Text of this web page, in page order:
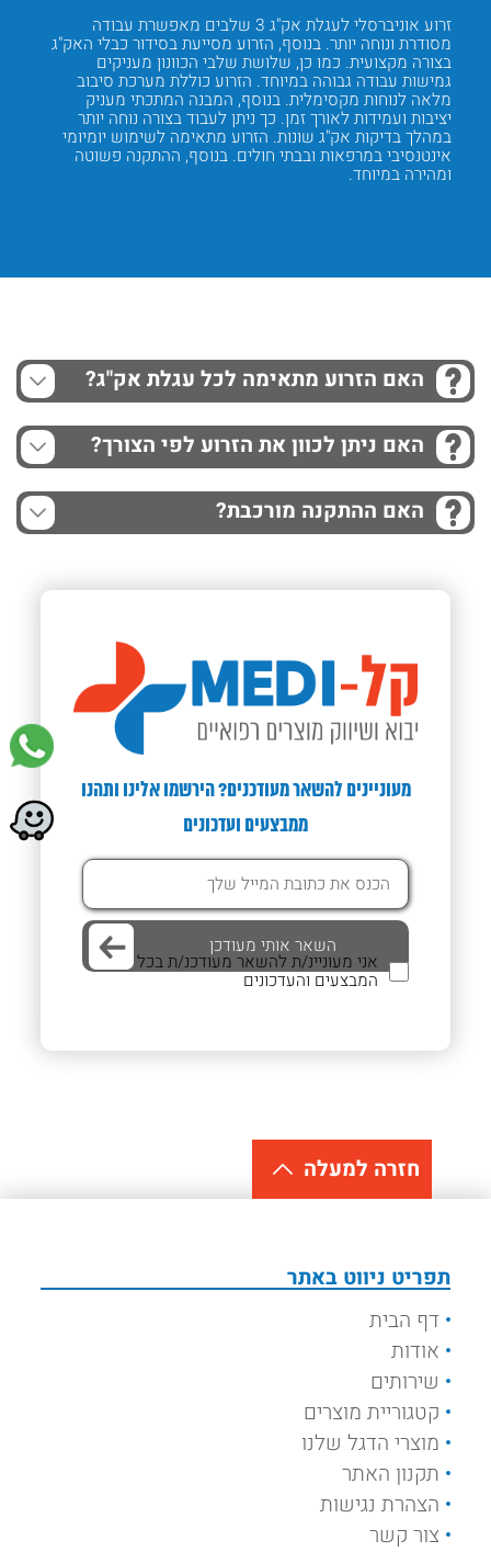
זרוע אוניברסלי לעגלת אק"ג 3 שלבים מאפשרת עבודה
מסודרת ונוחה יותר. בנוסף, הזרוע מסייעת בסידור כבלי האק"ג
בצורה מקצועית. כמו כן, שלושת שלבי הכוונון מעניקים
גמישות עבודה גבוהה במיוחד. הזרוע כוללת מערכת סיבוב
מלאה לנוחות מקסימלית. בנוסף, המבנה המתכתי מעניק
יציבות ועמידות לאורך זמן. כך ניתן לעבוד בצורה נוחה יותר
במהלך בדיקות אק"ג שונות. הזרוע מתאימה לשימוש יומיומי
אינטנסיבי במרפאות ובבתי חולים. בנוסף, ההתקנה פשוטה
ומהירה במיוחד.
האם הזרוע מתאימה לכל עגלת אק"ג?
האם ניתן לכוון את הזרוע לפי הצורך?
האם ההתקנה מורכבת?
מעוניינים להשאר מעודכנים? הירשמו אלינו ותהנו
ממבצעים ועדכונים
אני מעוניינ/ת להשאר מעודכנ/ת בכל
המבצעים והעדכונים
חזרה למעלה
תפריט ניווט באתר
דף הבית
אודות
שירותים
קטגוריית מוצרים
מוצרי הדגל שלנו
תקנון האתר
הצהרת נגישות
צור קשר